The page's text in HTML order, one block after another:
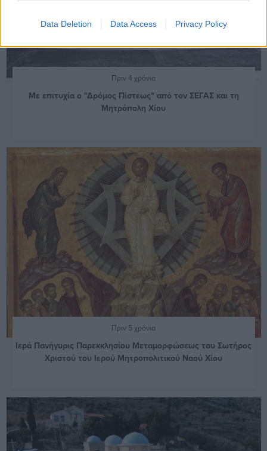
Data Deletion Data Access Privacy Policy
Πριν 4 χρόνια
Με επιτυχία ο "Δρόμος Πίστεως" από τον ΣΕΓΑΣ και τη
Μητρόπολη Χίου
Πριν 5 χρόνια
Ιερά Πανήγυρις Παρεκκλησίου Μεταμορφώσεως του Σωτήρος
Χριστού του Ιερού Μητροπολιτικού Ναού Χίου